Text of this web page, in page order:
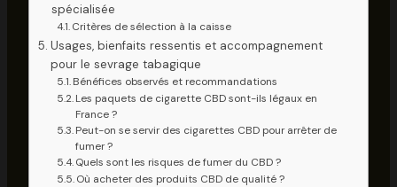
spécialisée
Critères de sélection à la caisse
Usages, bienfaits ressentis et accompagnement
pour le sevrage tabagique
Bénéfices observés et recommandations
Les paquets de cigarette CBD sont-ils légaux en
France ?
Peut-on se servir des cigarettes CBD pour arrêter de
fumer ?
Quels sont les risques de fumer du CBD ?
Où acheter des produits CBD de qualité ?